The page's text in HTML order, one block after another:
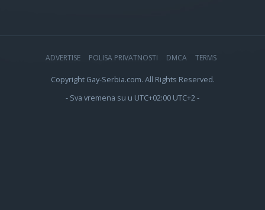
ADVERTISE POLISA PRIVATNOSTI DMCA TERMS
Copyright Gay-Serbia.com. All Rights Reserved.
- Sva vremena su u UTC+02:00 UTC+2 -